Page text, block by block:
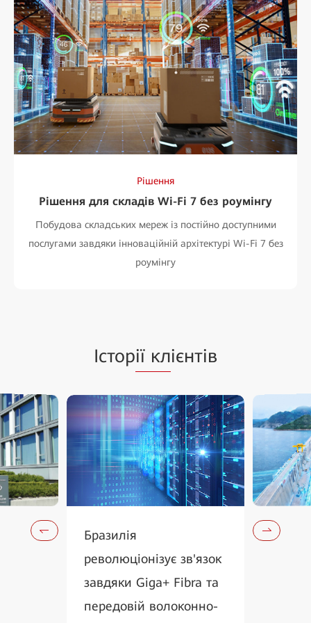
Рішення
Рішення для складів Wi-Fi 7 без роумінгу
Побудова складських мереж із постійно доступними
послугами завдяки інноваційній архітектурі Wi-Fi 7 без
роумінгу
Історії клієнтів
Бразилія
революціонізує зв'язок
завдяки Giga+ Fibra та
передовій волоконно-